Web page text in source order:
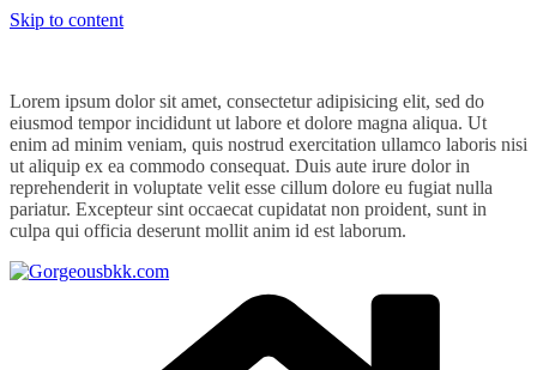
Skip to content
Lorem ipsum dolor sit amet, consectetur adipisicing elit, sed do
eiusmod tempor incididunt ut labore et dolore magna aliqua. Ut
enim ad minim veniam, quis nostrud exercitation ullamco laboris nisi
ut aliquip ex ea commodo consequat. Duis aute irure dolor in
reprehenderit in voluptate velit esse cillum dolore eu fugiat nulla
pariatur. Excepteur sint occaecat cupidatat non proident, sunt in
culpa qui officia deserunt mollit anim id est laborum.